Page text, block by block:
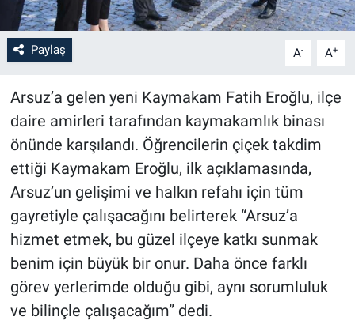
Paylaş A- A+
Arsuz’a gelen yeni Kaymakam Fatih Eroğlu, ilçe
daire amirleri tarafından kaymakamlık binası
önünde karşılandı. Öğrencilerin çiçek takdim
ettiği Kaymakam Eroğlu, ilk açıklamasında,
Arsuz’un gelişimi ve halkın refahı için tüm
gayretiyle çalışacağını belirterek “Arsuz’a
hizmet etmek, bu güzel ilçeye katkı sunmak
benim için büyük bir onur. Daha önce farklı
görev yerlerimde olduğu gibi, aynı sorumluluk
ve bilinçle çalışacağım” dedi.